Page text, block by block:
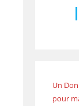
Un
pour